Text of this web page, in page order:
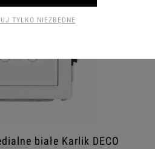
białe Karlik DECO
TYLKO NIEZBĘDNE